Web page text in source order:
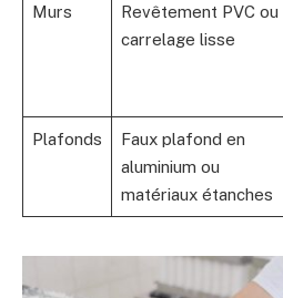
Murs
Revêtement PVC ou
carrelage lisse
Plafonds
Faux plafond en
aluminium ou
matériaux étanches